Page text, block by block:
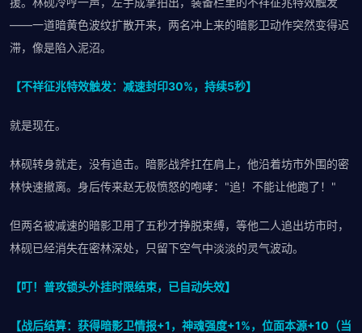
——一道暗黄色波纹扩散开来，两名冲上来的暗影卫动作突然变得迟
滞，像是陷入泥沼。
【不祥征兆特效触发：减速封印30%，持续5秒】
就是现在。
林砚转身就走，没有追击。暗影战斧扛在肩上，他沿着坊市外围的密
林快速撤离。身后传来赵无极愤怒的咆哮："追！不能让他跑了！"
但两名被减速的暗影卫用了五秒才挣脱束缚，等他二人追出坊市时，
林砚已经消失在密林深处，只留下空气中淡淡的灵气波动。
【叮！普攻锁头外挂时限结束，已自动失效】
【战后结算：获得暗影卫情报+1，神魂强度+1%，位面本源+10（当